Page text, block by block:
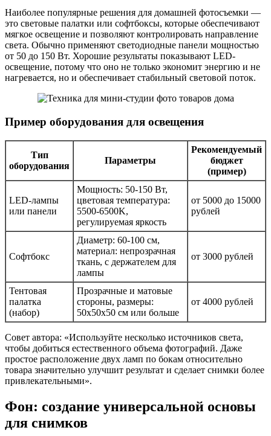
Наиболее популярные решения для домашней фотосъемки —
это световые палатки или софтбоксы, которые обеспечивают
мягкое освещение и позволяют контролировать направление
света. Обычно применяют светодиодные панели мощностью
от 50 до 150 Вт. Хорошие результаты показывают LED-
освещение, потому что оно не только экономит энергию и не
нагревается, но и обеспечивает стабильный световой поток.
Пример оборудования для освещения
Тип
оборудования
Параметры
Рекомендуемый
бюджет
(пример)
LED-лампы
или панели
Мощность: 50-150 Вт,
цветовая температура:
5500-6500K,
регулируемая яркость
от 5000 до 15000
рублей
Софтбокс
Диаметр: 60-100 см,
материал: непрозрачная
ткань, с держателем для
лампы
от 3000 рублей
Тентовая
палатка
(набор)
Прозрачные и матовые
стороны, размеры:
50х50х50 см или больше
от 4000 рублей
Совет автора: «Используйте несколько источников света,
чтобы добиться естественного объема фотографий. Даже
простое расположение двух ламп по бокам относительно
товара значительно улучшит результат и сделает снимки более
привлекательными».
Фон: создание универсальной основы
для снимков